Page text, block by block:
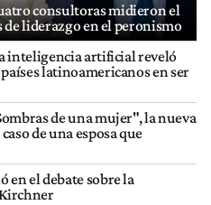
consultoras midieron el
de liderazgo en el peronismo
inteligencia artificial reveló
latinoamericanos en ser
de una mujer", la nueva
de una esposa que
en el debate sobre la